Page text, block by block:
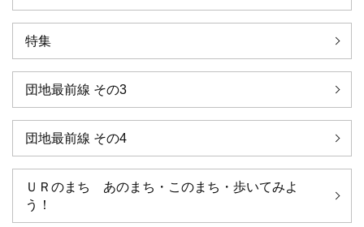
特集
団地最前線 その3
団地最前線 その4
ＵＲのまち あのまち・このまち・歩いてみよ
う！